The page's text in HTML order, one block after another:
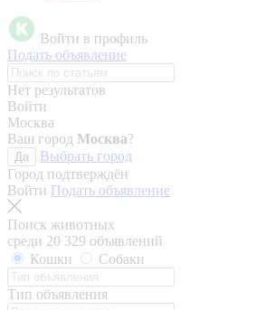
Войти в профиль
Подать объявление
Нет результатов
Войти
Москва
Ваш город Москва?
Да
Выбрать город
Город подтверждён
Войти Подать объявление
Поиск животных
среди 20 329 объявлений
Кошки
Собаки
Тип объявления